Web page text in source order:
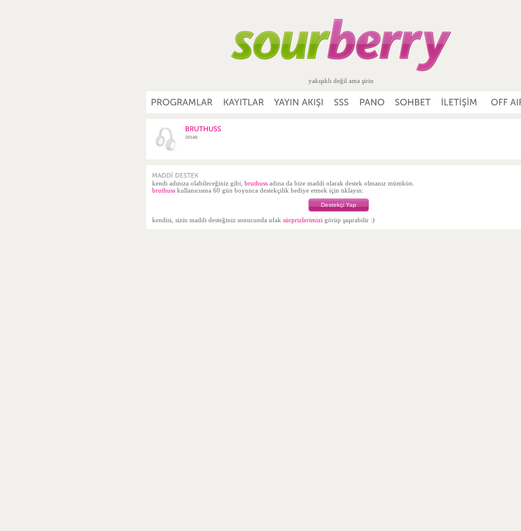
yakışıklı değil ama şirin
insan
kendi adınıza olabileceğiniz gibi, bruthuss adına da bize maddi olarak destek olmanız mümkün.
bruthuss kullanıcısına 60 gün boyunca destekçilik hediye etmek için tıklayın:
Destekçi Yap
kendisi, sizin maddi desteğiniz sonucunda ufak sürprizlerimizi görüp şaşırabilir :)